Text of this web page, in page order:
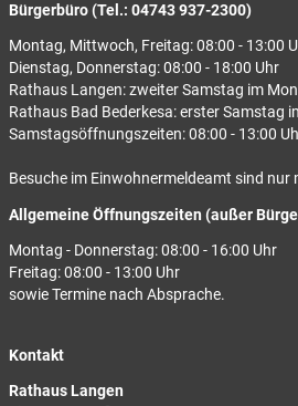
Bürgerbüro (Tel.: 04743 937-2300)
Montag, Mittwoch, Freitag: 08:00 - 13:00
Dienstag, Donnerstag: 08:00 - 18:00 Uhr
Rathaus Langen: zweiter Samstag im
Rathaus Bad Bederkesa: erster Samstag
Samstagsöffnungszeiten: 08:00 - 13:00
Besuche im Einwohnermeldeamt sind nur
Allgemeine Öffnungszeiten (außer
Montag - Donnerstag: 08:00 - 16:00 Uhr
Freitag: 08:00 - 13:00 Uhr
sowie Termine nach Absprache.
Kontakt
Rathaus Langen